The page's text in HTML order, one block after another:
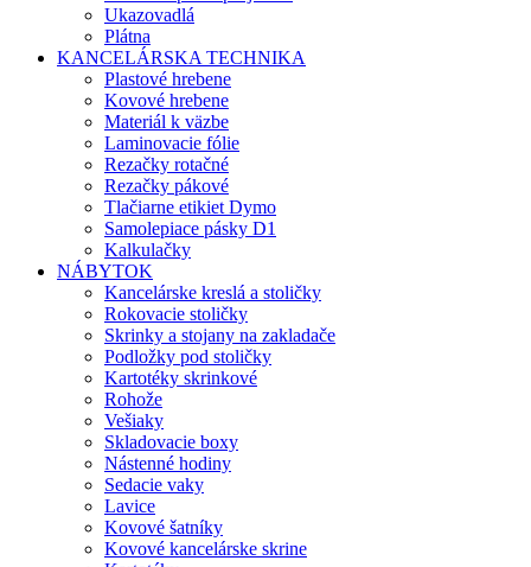
Ukazovadlá
Plátna
KANCELÁRSKA TECHNIKA
Plastové hrebene
Kovové hrebene
Materiál k väzbe
Laminovacie fólie
Rezačky rotačné
Rezačky pákové
Tlačiarne etikiet Dymo
Samolepiace pásky D1
Kalkulačky
NÁBYTOK
Kancelárske kreslá a stoličky
Rokovacie stoličky
Skrinky a stojany na zakladače
Podložky pod stoličky
Kartotéky skrinkové
Rohože
Vešiaky
Skladovacie boxy
Nástenné hodiny
Sedacie vaky
Lavice
Kovové šatníky
Kovové kancelárske skrine